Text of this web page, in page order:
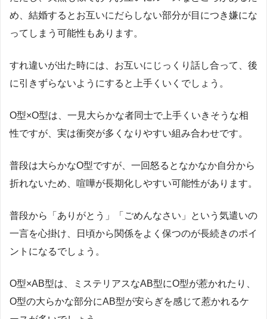
め、結婚するとお互いにだらしない部分が目につき嫌にな
ってしまう可能性もあります。
すれ違いが出た時には、お互いにじっくり話し合って、後
に引きずらないようにすると上手くいくでしょう。
O型×O型は、一見大らかな者同士で上手くいきそうな相
性ですが、実は衝突が多くなりやすい組み合わせです。
普段は大らかなO型ですが、一回怒るとなかなか自分から
折れないため、喧嘩が長期化しやすい可能性があります。
普段から「ありがとう」「ごめんなさい」という気遣いの
一言を心掛け、日頃から関係をよく保つのが長続きのポイ
ントになるでしょう。
O型×AB型は、ミステリアスなAB型にO型が惹かれたり、
O型の大らかな部分にAB型が安らぎを感じて惹かれるケ